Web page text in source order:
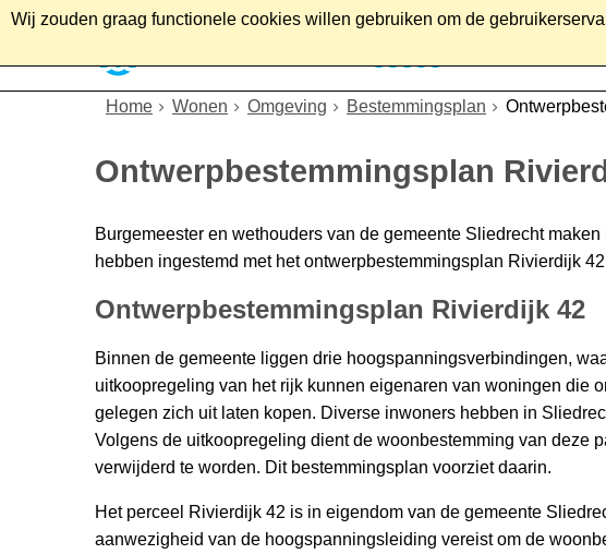
Wij zouden graag functionele cookies willen gebruiken om de
Home Wonen Omgeving Bestemmingsplan
Ontwerpbestemmingsplan
Burgemeester en wethouders van de gemeente Sliedrecht
hebben ingestemd met het ontwerpbestemmingsplan Rivierdijk
Ontwerpbestemmingsplan Rivierdijk 42
Binnen de gemeente liggen drie hoogspanningsverbindingen,
uitkoopregeling van het rijk kunnen eigenaren van woningen die
gelegen zich uit laten kopen. Diverse inwoners hebben in
Volgens de uitkoopregeling dient de woonbestemming van deze
verwijderd te worden. Dit bestemmingsplan voorziet daarin.
Het perceel Rivierdijk 42 is in eigendom van de gemeente
aanwezigheid van de hoogspanningsleiding vereist om de